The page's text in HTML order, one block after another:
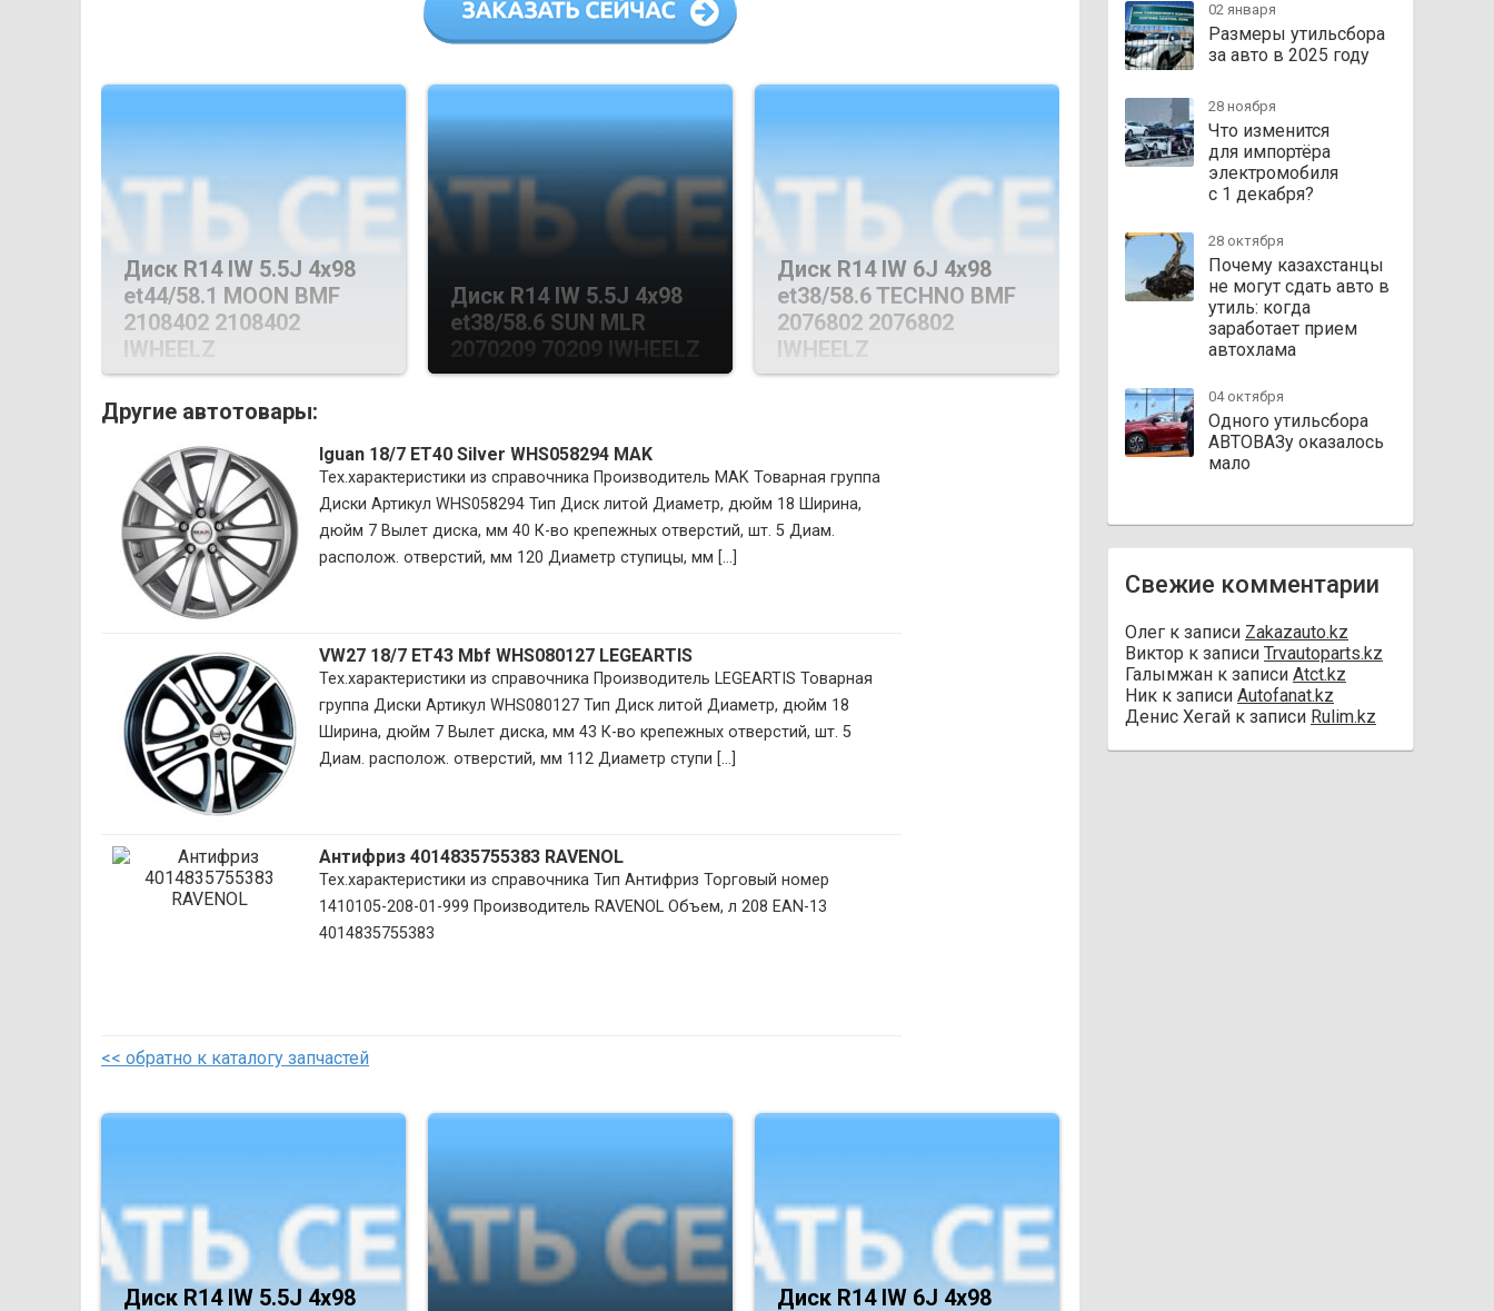
Диск R14 IW 5.5J 4х98
et44/58.1 MOON BMF
2108402 2108402
IWHEELZ
Диск R14 IW 5.5J 4х98
et38/58.6 SUN MLR
2070209 70209 IWHEELZ
Диск R14 IW 6J 4х98
et38/58.6 TECHNO BMF
2076802 2076802
IWHEELZ
Другие автотовары:
Iguan 18/7 ET40 Silver WHS058294 MAK
Тех.характеристики из справочника Производитель MAK Товарная группа
Диски Артикул WHS058294 Тип Диск литой Диаметр, дюйм 18 Ширина,
дюйм 7 Вылет диска, мм 40 К-во крепежных отверстий, шт. 5 Диам.
располож. отверстий, мм 120 Диаметр ступицы, мм [...]
VW27 18/7 ET43 Mbf WHS080127 LEGEARTIS
Тех.характеристики из справочника Производитель LEGEARTIS Товарная
группа Диски Артикул WHS080127 Тип Диск литой Диаметр, дюйм 18
Ширина, дюйм 7 Вылет диска, мм 43 К-во крепежных отверстий, шт. 5
Диам. располож. отверстий, мм 112 Диаметр ступи [...]
Антифриз 4014835755383 RAVENOL
Тех.характеристики из справочника Тип Антифриз Торговый номер
1410105-208-01-999 Производитель RAVENOL Объем, л 208 EAN-13
4014835755383
<< обратно к каталогу запчастей
Диск R14 IW 5.5J 4х98 Диск R14 IW 6J 4х98
02 января
Размеры утильсбора
за авто в 2025 году
28 ноября
Что изменится
для импортёра
электромобиля
с 1 декабря?
28 октября
Почему казахстанцы
не могут сдать авто в
утиль: когда
заработает прием
автохлама
04 октября
Одного утильсбора
АВТОВАЗу оказалось
мало
Свежие комментарии
Олег к записи Zakazauto.kz
Виктор к записи Trvautoparts.kz
Галымжан к записи Atct.kz
Ник к записи Autofanat.kz
Денис Хегай к записи Rulim.kz